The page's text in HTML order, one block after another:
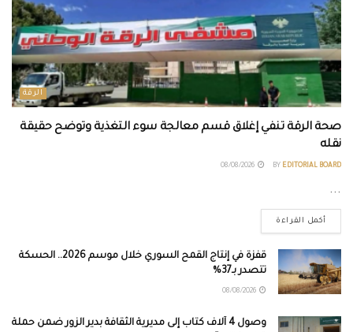
الرقة
صحة الرقة تنفي إغلاق قسم معالجة سوء التغذية وتوضح حقيقة
نقله
BY EDITORIAL BOARD
...
أكمل القراءة
قفزة في إنتاج القمح السوري خلال موسم 2026.. الحسكة
تتصدر بـ37%
وصول 4 آلاف كتاب إلى مديرية الثقافة بدير الزور ضمن حملة